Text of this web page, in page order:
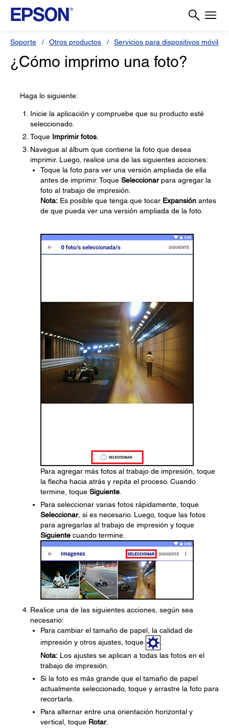
Soporte Otros productos Servicios para dispositivos móviles
¿Cómo imprimo una foto?
Haga lo siguiente:
Inicie la aplicación y compruebe que su producto esté
seleccionado.
Toque Imprimir fotos
Navegue al álbum que contiene la foto que desea
imprimir. Luego, realice una de las siguientes acciones:
Toque la foto para ver una versión ampliada de ella
antes de imprimir. Toque Seleccionarpara agregar la
foto al trabajo de impresión.
Nota: Es posible que tenga que tocar Expansión antes
de que pueda ver una versión ampliada de la foto.
Para agregar más fotos al trabajo de impresión, toque
la flecha hacia atrás y repita el proceso. Cuando
termine, toque Siguiente
Para seleccionar varias fotos rápidamente, toque
Seleccionar, si es necesario. Luego, toque las fotos
para agregarlas al trabajo de impresión y toque
Siguiente cuando termine.
Realice una de las siguientes acciones, según sea
necesario:
Para cambiar el tamaño de papel, la calidad de
impresión y otros ajustes, toque
Nota: Los ajustes se aplican a todas las fotos en el
trabajo de impresión.
Si la foto es más grande que el tamaño de papel
actualmente seleccionado, toque y arrastre la foto para
recortarla.
Para alternar entre una orientación horizontal y
vertical, toque Rotar.